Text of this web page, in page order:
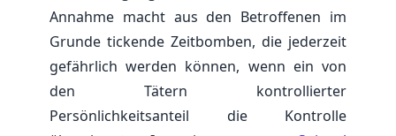
Annahme macht aus den Betroffenen im
Grunde tickende Zeitbomben, die jederzeit
gefährlich werden können, wenn ein von
den Tätern kontrollierter
Persönlichkeitsanteil die Kontrolle